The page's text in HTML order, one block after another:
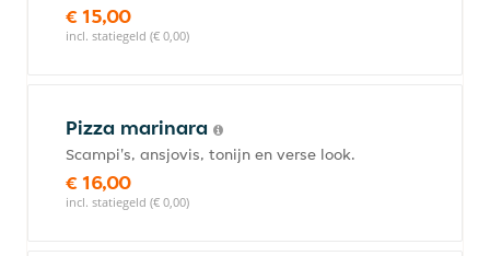
€ 15,00
incl. statiegeld (€ 0,00)
Pizza marinara
Scampi's, ansjovis, tonijn en verse look.
€ 16,00
incl. statiegeld (€ 0,00)